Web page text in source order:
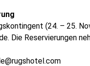
(24. – 25.
Die Reservierungen